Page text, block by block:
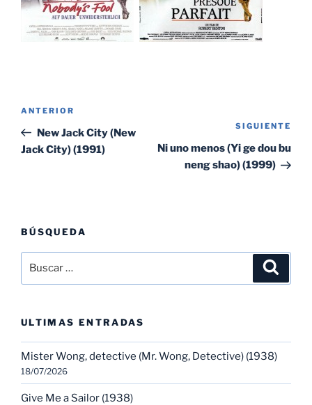
entradas
Entrada
anterior:
ANTERIOR
New Jack City (New
Jack City) (1991)
SIGUIENTE
Ni uno menos (Yi ge dou bu
neng shao) (1999)
BÚSQUEDA
por:
ULTIMAS ENTRADAS
Mister Wong, detective (Mr. Wong, Detective) (1938)
18/07/2026
Give Me a Sailor (1938)